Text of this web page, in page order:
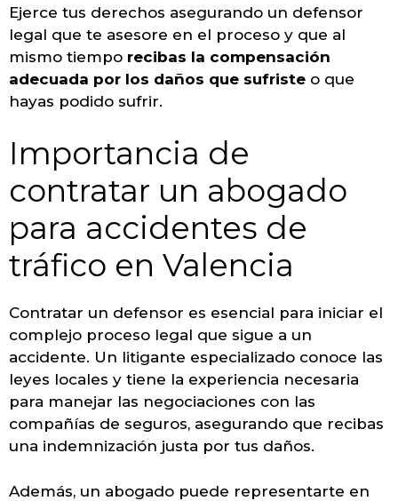
Ejerce tus derechos asegurando un defensor
legal que te asesore en el proceso y que al
mismo tiempo recibas la compensación
adecuada por los daños que sufriste o que
hayas podido sufrir.
Importancia de
contratar un abogado
para accidentes de
tráfico en Valencia
Contratar un defensor es esencial para iniciar el
complejo proceso legal que sigue a un
accidente. Un litigante especializado conoce las
leyes locales y tiene la experiencia necesaria
para manejar las negociaciones con las
compañías de seguros, asegurando que recibas
una indemnización justa por tus daños.
Además, un abogado puede representarte en